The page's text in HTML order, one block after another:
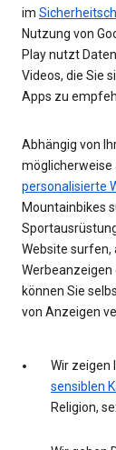
im
Nutzung von
Play nutzt
Videos, die Sie
Apps zu
Abhängig von
möglicherweise
personalisierte
Mountainbikes
Website surfen,
Werbeanzeigen
können Sie
von Anzeigen
Wir zeigen
sensiblen
Religion,